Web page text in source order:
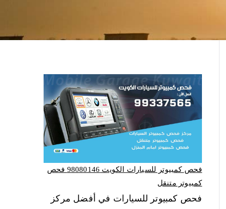
فحص كمبيوتر للسيارات الكويت 98080146‬ فحص
كمبيوتر متنقل
فحص كمبيوتر للسيارات في أفضل مركز